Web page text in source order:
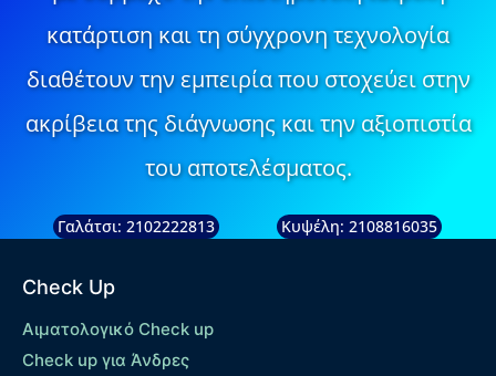
κατάρτιση και τη σύγχρονη τεχνολογία
διαθέτουν την εμπειρία που στοχεύει στην
ακρίβεια της διάγνωσης και την αξιοπιστία
του αποτελέσματος.
Γαλάτσι: 2102222813 Κυψέλη: 2108816035
Check Up
Αιματολογικό Check up
Check up για Άνδρες